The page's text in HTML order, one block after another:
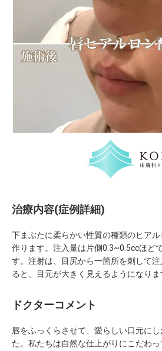
治療内容(症例詳細)
下まぶたに柔らかい性質の種類のヒア
作ります。注入量は片側0.3~0.5ccほど
す。注射は、目尻から一箇所を刺して
ると、目元が大きく見えるようになりま
ドクターコメント
唇をふっくらさせて、愛らしい口元に
た。私たちは自然な仕上がりにこだわ